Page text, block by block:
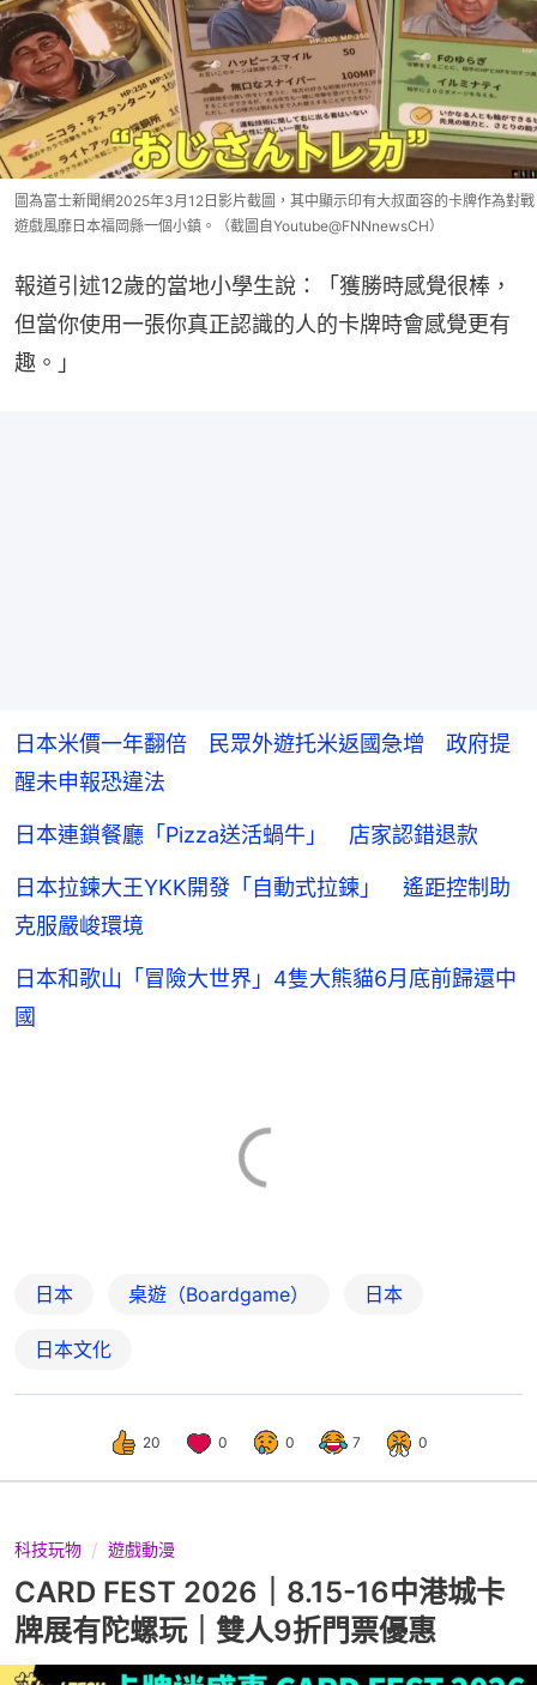
圖為富士新聞網2025年3月12日影片截圖，其中顯示印有大叔面容的卡牌作為對戰
遊戲風靡日本福岡縣一個小鎮。（截圖自Youtube@FNNnewsCH）
報道引述12歲的當地小學生說：「獲勝時感覺很棒，
但當你使用一張你真正認識的人的卡牌時會感覺更有
趣。」
日本米價一年翻倍 民眾外遊托米返國急增 政府提
醒未申報恐違法
日本連鎖餐廳「Pizza送活蝸牛」 店家認錯退款
日本拉鍊大王YKK開發「自動式拉鍊」 遙距控制助
克服嚴峻環境
日本和歌山「冒險大世界」4隻大熊貓6月底前歸還中
國
日本 桌遊（Boardgame） 日本
日本文化
20 0 0 7 0
科技玩物 遊戲動漫
CARD FEST 2026｜8.15-16中港城卡
牌展有陀螺玩｜雙人9折門票優惠